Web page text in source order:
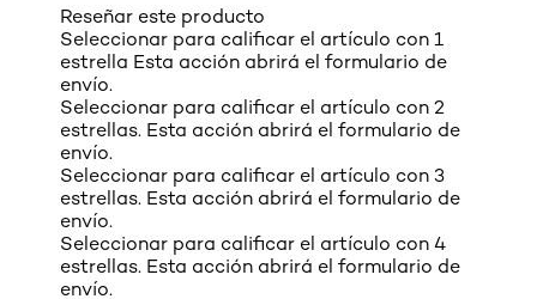
Reseñar este producto
Seleccionar para calificar el artículo con 1
estrella Esta acción abrirá el formulario de
envío.
Seleccionar para calificar el artículo con 2
estrellas. Esta acción abrirá el formulario de
envío.
Seleccionar para calificar el artículo con 3
estrellas. Esta acción abrirá el formulario de
envío.
Seleccionar para calificar el artículo con 4
estrellas. Esta acción abrirá el formulario de
envío.